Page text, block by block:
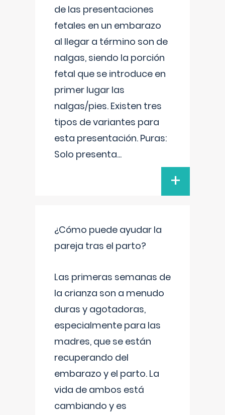
de las presentaciones
fetales en un embarazo
al llegar a término son de
nalgas, siendo la porción
fetal que se introduce en
primer lugar las
nalgas/pies. Existen tres
tipos de variantes para
esta presentación. Puras:
Solo presenta...
+
¿Cómo puede ayudar la
pareja tras el parto?
Las primeras semanas de
la crianza son a menudo
duras y agotadoras,
especialmente para las
madres, que se están
recuperando del
embarazo y el parto. La
vida de ambos está
cambiando y es